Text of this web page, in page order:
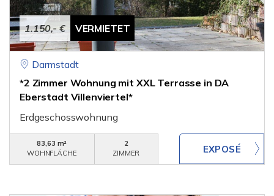
1.150,- € VERMIETET
Darmstadt
*2 Zimmer Wohnung mit XXL Terrasse in DA
Eberstadt Villenviertel*
Erdgeschosswohnung
83,63 m²
WOHNFLÄCHE
2
ZIMMER